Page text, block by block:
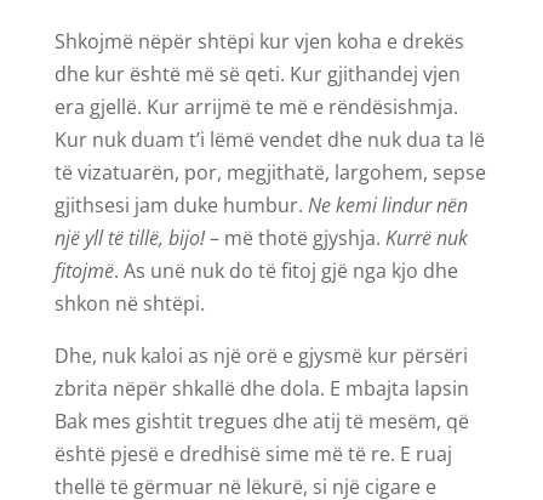
Shkojmë nëpër shtëpi kur vjen koha e drekës
dhe kur është më së qeti. Kur gjithandej vjen
era gjellë. Kur arrijmë te më e rëndësishmja.
Kur nuk duam t’i lëmë vendet dhe nuk dua ta lë
të vizatuarën, por, megjithatë, largohem, sepse
gjithsesi jam duke humbur. Ne kemi lindur nën
një yll të tillë, bijo!– më thotë gjyshja. Kurrë nuk
fitojmë. As unë nuk do të fitoj gjë nga kjo dhe
shkon në shtëpi.
Dhe, nuk kaloi as një orë e gjysmë kur përsëri
zbrita nëpër shkallë dhe dola. E mbajta lapsin
Bak mes gishtit tregues dhe atij të mesëm, që
është pjesë e dredhisë sime më të re. E ruaj
thellë të gërmuar në lëkurë, si një cigare e